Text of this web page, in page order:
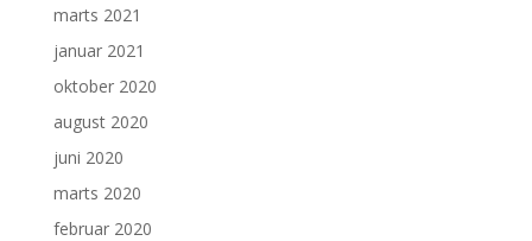
marts 2021
januar 2021
oktober 2020
august 2020
juni 2020
marts 2020
februar 2020